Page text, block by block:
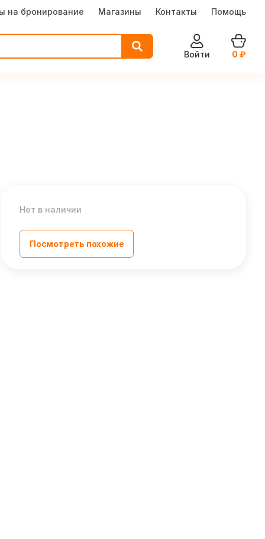
на бронирование Магазины Контакты Помощь
Войти
0 ₽
Нет в наличии
Посмотреть похожие